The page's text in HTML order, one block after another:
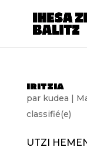
iritzia
par kudea |
classifié(e)
UTZI